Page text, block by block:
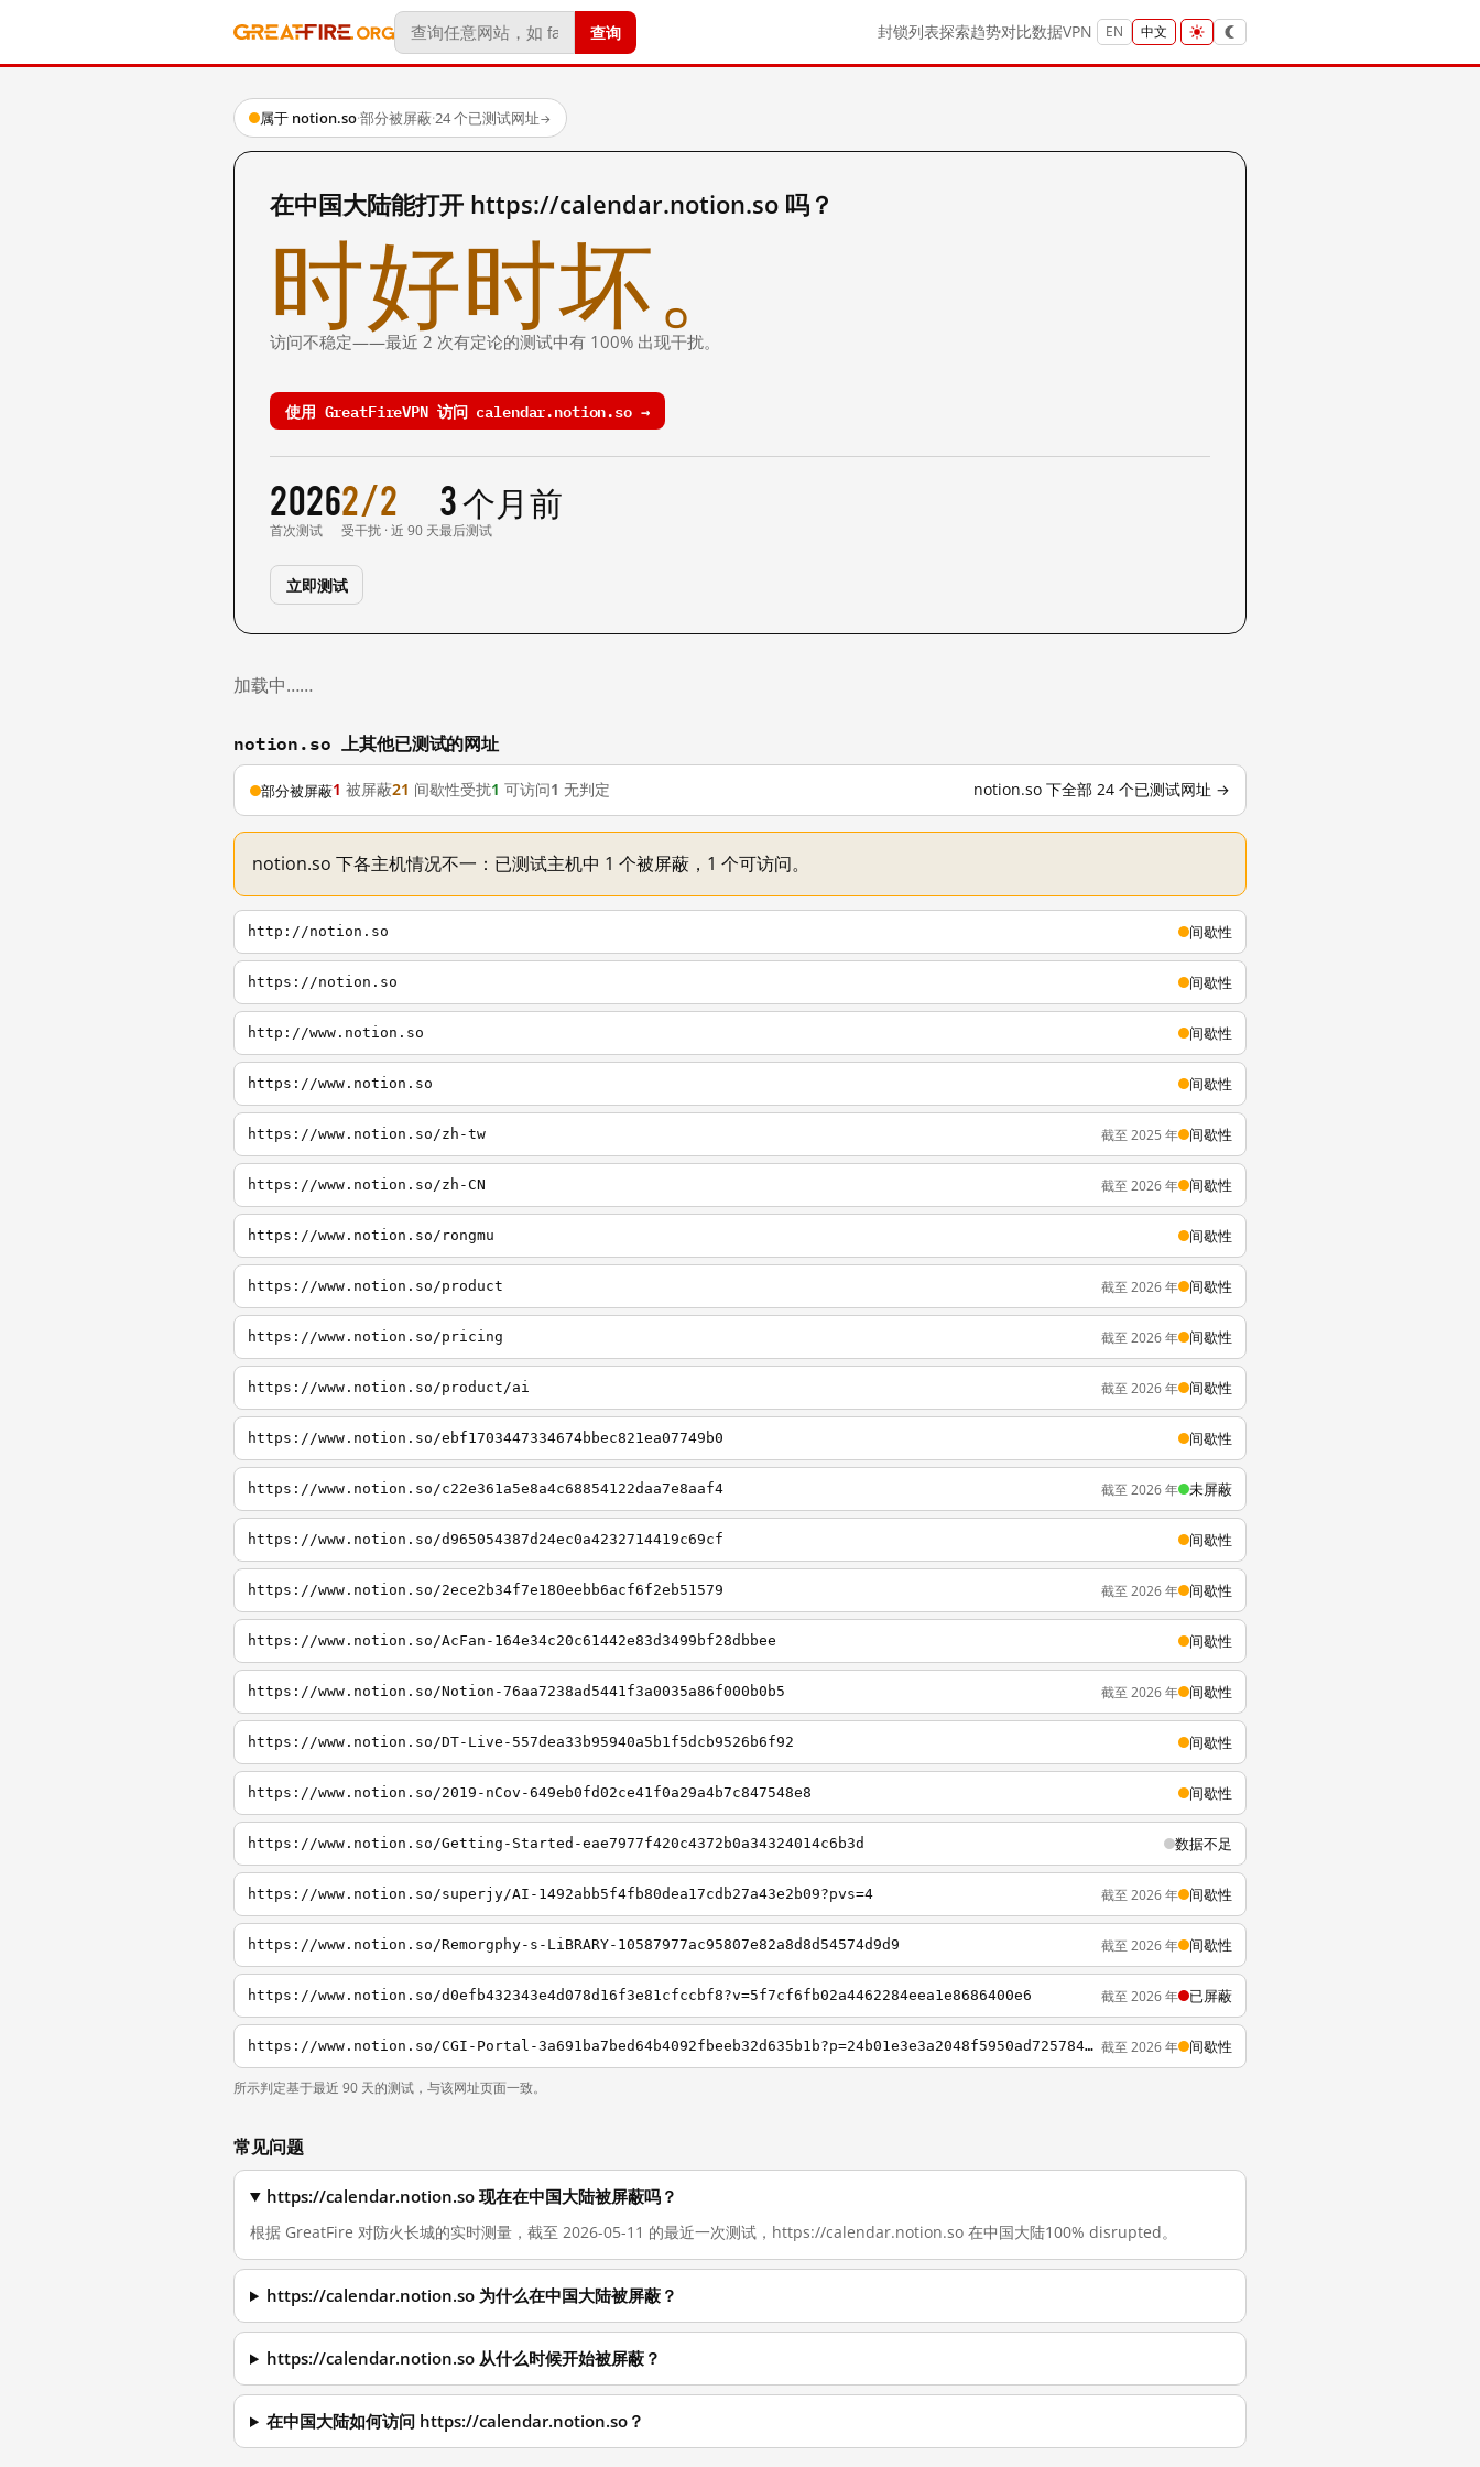
查询 封锁列表探索趋势对比数据VPN EN 中文
属于 notion.so·部分被屏蔽·24 个已测试网址→
在中国大陆能打开 https://calendar.notion.so 吗？
时好时坏。
访问不稳定——最近 2 次有定论的测试中有 100% 出现干扰。
使用 GreatFireVPN 访问 calendar.notion.so →
2026
首次测试
2/2
受干扰 · 近 90 天
3 个月前
最后测试
立即测试
加载中……
notion.so 上其他已测试的网址
部分被屏蔽1 被屏蔽21 间歇性受扰1 可访问1 无判定 notion.so 下全部 24 个已测试网址 →
notion.so 下各主机情况不一：已测试主机中 1 个被屏蔽，1 个可访问。
http://notion.so 间歇性
https://notion.so 间歇性
http://www.notion.so 间歇性
https://www.notion.so 间歇性
https://www.notion.so/zh-tw 截至 2025 年 间歇性
https://www.notion.so/zh-CN 截至 2026 年 间歇性
https://www.notion.so/rongmu 间歇性
https://www.notion.so/product 截至 2026 年 间歇性
https://www.notion.so/pricing 截至 2026 年 间歇性
https://www.notion.so/product/ai 截至 2026 年 间歇性
https://www.notion.so/ebf1703447334674bbec821ea07749b0 间歇性
https://www.notion.so/c22e361a5e8a4c68854122daa7e8aaf4 截至 2026 年 未屏蔽
https://www.notion.so/d965054387d24ec0a4232714419c69cf 间歇性
https://www.notion.so/2ece2b34f7e180eebb6acf6f2eb51579 截至 2026 年 间歇性
https://www.notion.so/AcFan-164e34c20c61442e83d3499bf28dbbee 间歇性
https://www.notion.so/Notion-76aa7238ad5441f3a0035a86f000b0b5 截至 2026 年 间歇性
https://www.notion.so/DT-Live-557dea33b95940a5b1f5dcb9526b6f92 间歇性
https://www.notion.so/2019-nCov-649eb0fd02ce41f0a29a4b7c847548e8 间歇性
https://www.notion.so/Getting-Started-eae7977f420c4372b0a34324014c6b3d 数据不足
https://www.notion.so/superjy/AI-1492abb5f4fb80dea17cdb27a43e2b09?pvs=4 截至 2026 年 间歇性
https://www.notion.so/Remorgphy-s-LiBRARY-10587977ac95807e82a8d8d54574d9d9 截至 2026 年 间歇性
https://www.notion.so/d0efb432343e4d078d16f3e81cfccbf8?v=5f7cf6fb02a4462284eea1e8686400e6 截至 2026 年 已屏蔽
https://www.notion.so/CGI-Portal-3a691ba7bed64b4092fbeeb32d635b1b?p=24b01e3e3a2048f5950ad72578469669&showMoveTo=true&saveParent=true 截至 2026 年 间歇性
所示判定基于最近 90 天的测试，与该网址页面一致。
常见问题
https://calendar.notion.so 现在在中国大陆被屏蔽吗？
根据 GreatFire 对防火长城的实时测量，截至 2026-05-11 的最近一次测试，https://calendar.notion.so 在中国大陆100% disrupted。
https://calendar.notion.so 为什么在中国大陆被屏蔽？
https://calendar.notion.so 从什么时候开始被屏蔽？
在中国大陆如何访问 https://calendar.notion.so？